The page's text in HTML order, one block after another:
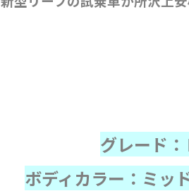
グレード：
ボディカラー：ミッ